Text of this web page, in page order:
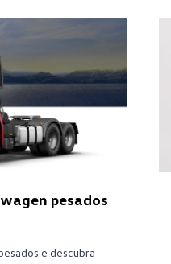
pesados
e descubra